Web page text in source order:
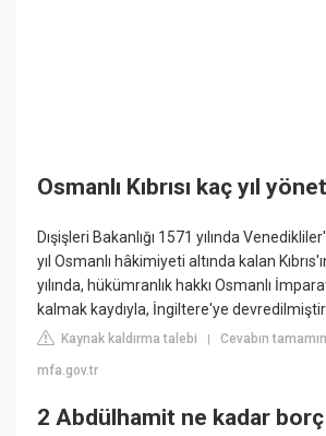
Osmanlı Kıbrısı kaç yıl
Dışişleri Bakanlığı 1571 yılında
yıl Osmanlı hâkimiyeti altında kalan
yılında, hükümranlık hakkı Osmanlı
kalmak kaydıyla, İngiltere'ye devredilmiştir.
Kaynak kaldırma talebi |Cevabın
mfa.gov.tr
2 Abdülhamit ne kadar